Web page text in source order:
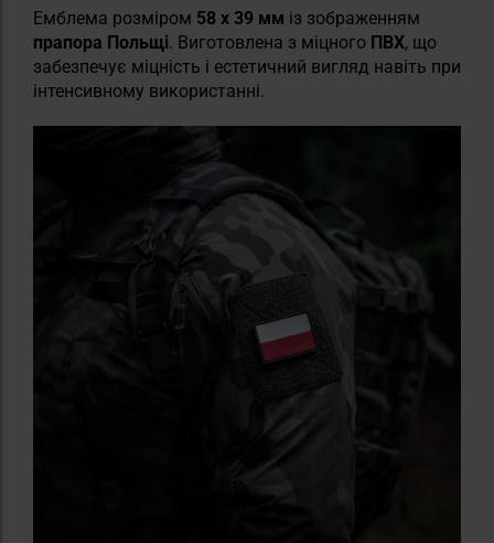
Емблема розміром 58 x 39 мм із зображенням
прапора Польщі. Виготовлена з міцного ПВХ, що
забезпечує міцність і естетичний вигляд навіть при
інтенсивному використанні.